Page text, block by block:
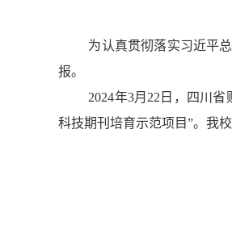
为认真贯彻落实习近平
报。
2024年3月 22 日，四川省
科技期刊培育示范项目”。我